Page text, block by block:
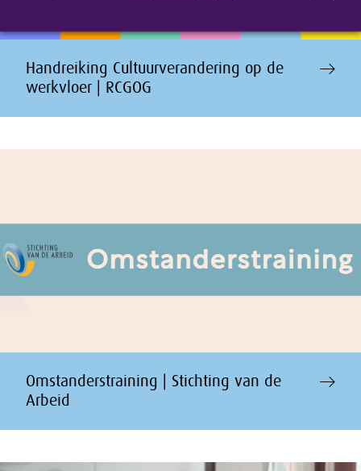
Handreiking Cultuurverandering op de
werkvloer | RCGOG
Omstanderstraining | Stichting van de
Arbeid